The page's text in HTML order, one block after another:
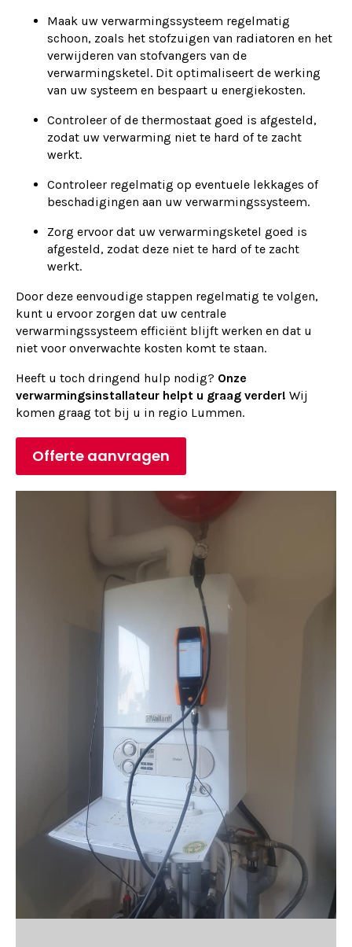
Maak uw verwarmingssysteem regelmatig
schoon, zoals het stofzuigen van radiatoren en het
verwijderen van stofvangers van de
verwarmingsketel. Dit optimaliseert de werking
van uw systeem en bespaart u energiekosten.
Controleer of de thermostaat goed is afgesteld,
zodat uw verwarming niet te hard of te zacht
werkt.
Controleer regelmatig op eventuele lekkages of
beschadigingen aan uw verwarmingssysteem.
Zorg ervoor dat uw verwarmingsketel goed is
afgesteld, zodat deze niet te hard of te zacht
werkt.
Door deze eenvoudige stappen regelmatig te volgen,
kunt u ervoor zorgen dat uw centrale
verwarmingssysteem efficiënt blijft werken en dat u
niet voor onverwachte kosten komt te staan.
Heeft u toch dringend hulp nodig? Onze
verwarmingsinstallateur helpt u graag verder! Wij
komen graag tot bij u in regio Lummen.
Offerte aanvragen